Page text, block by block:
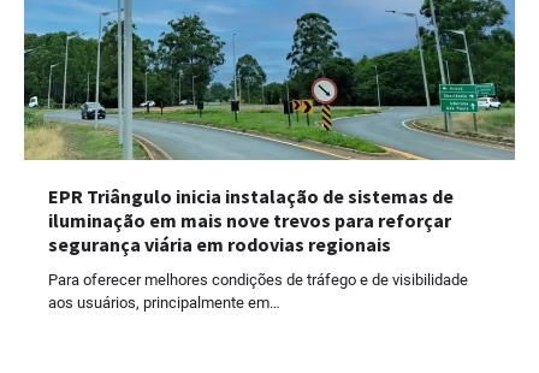
EPR Triângulo inicia instalação de sistemas de
iluminação em mais nove trevos para reforçar
segurança viária em rodovias regionais
Para oferecer melhores condições de tráfego e de visibilidade
aos usuários, principalmente em…